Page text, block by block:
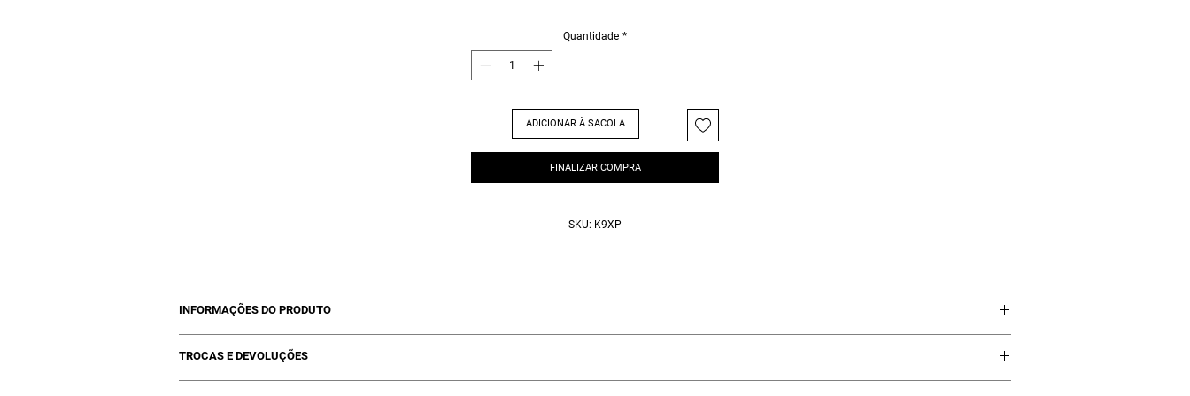
Quantidade *
ADICIONAR À SACOLA
FINALIZAR COMPRA
SKU: K9XP
INFORMAÇÕES DO PRODUTO
TROCAS E DEVOLUÇÕES